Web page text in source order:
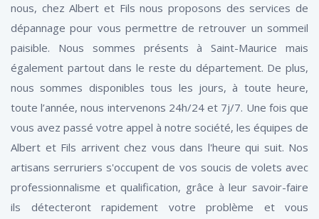
nous, chez Albert et Fils nous proposons des services de
dépannage pour vous permettre de retrouver un sommeil
paisible. Nous sommes présents à Saint-Maurice mais
également partout dans le reste du département. De plus,
nous sommes disponibles tous les jours, à toute heure,
toute l’année, nous intervenons 24h/24 et 7j/7. Une fois que
vous avez passé votre appel à notre société, les équipes de
Albert et Fils arrivent chez vous dans l'heure qui suit. Nos
artisans serruriers s'occupent de vos soucis de volets avec
professionnalisme et qualification, grâce à leur savoir-faire
ils détecteront rapidement votre problème et vous